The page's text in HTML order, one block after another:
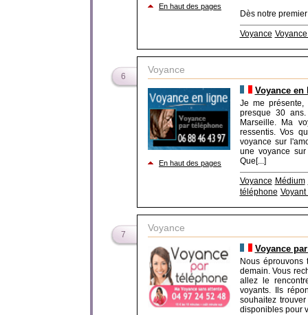
En haut des pages
Dès notre
Voyance
6
Voyance
En haut des pages
Voyance en
Je me présente,
presque 30
Marseille. Ma
ressentis. Vos
voyance sur
une voyance
Que[...]
Voyance Médium
téléphone Voyant
7
Voyance
Voyance
Nous
demain. Vous
allez le
voyants. Ils
souhaitez
disponibles pour